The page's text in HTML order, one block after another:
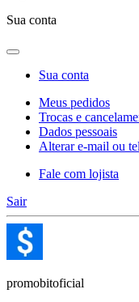
Sua conta
Sua conta
Meus pedidos
Trocas e
Dados pessoais
Alterar e-mail ou
Fale com lojista
Sair
promobitoficial